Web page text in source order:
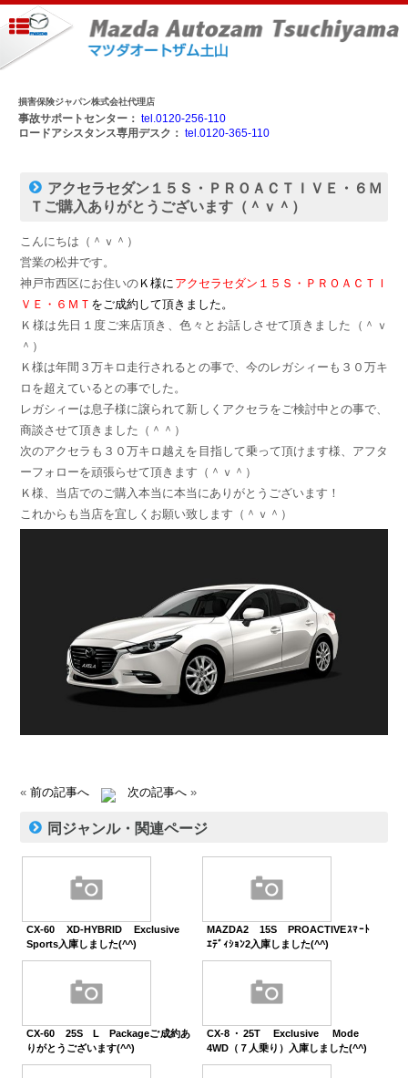
損害保険ジャパン株式会社代理店
事故サポートセンター： tel.0120-256-110
ロードアシスタンス専用デスク： tel.0120-365-110
アクセラセダン１５Ｓ・ＰＲＯＡＣＴＩＶＥ・６Ｍ
Ｔご購入ありがとうございます（＾ｖ＾）
こんにちは（＾ｖ＾）
営業の松井です。
神戸市西区にお住いの Ｋ様に アクセラセダン１５Ｓ・ＰＲＯＡＣＴＩ
ＶＥ・６ＭＴ をご成約して頂きました。
Ｋ様は先日１度ご来店頂き、色々とお話しさせて頂きました（＾ｖ
＾）
Ｋ様は年間３万キロ走行されるとの事で、今のレガシィーも３０万キ
ロを超えているとの事でした。
レガシィーは息子様に譲られて新しくアクセラをご検討中との事で、
商談させて頂きました（＾＾）
次のアクセラも３０万キロ越えを目指して乗って頂けます様、アフタ
ーフォローを頑張らせて頂きます（＾ｖ＾）
Ｋ様、当店でのご購入本当に本当にありがとうございます！
これからも当店を宜しくお願い致します（＾ｖ＾）
«前の記事へ 次の記事へ »
同ジャンル・関連ページ
CX-60 XD-HYBRID Exclusive
Sports入庫しました(^^)
MAZDA2 15S PROACTIVEｽﾏｰﾄ
ｴﾃﾞｨｼｮﾝ2入庫しました(^^)
CX-60 25S L Packageご成約あ
りがとうございます(^^)
CX-8・25T Exclusive Mode
4WD（７人乗り）入庫しました(^^)